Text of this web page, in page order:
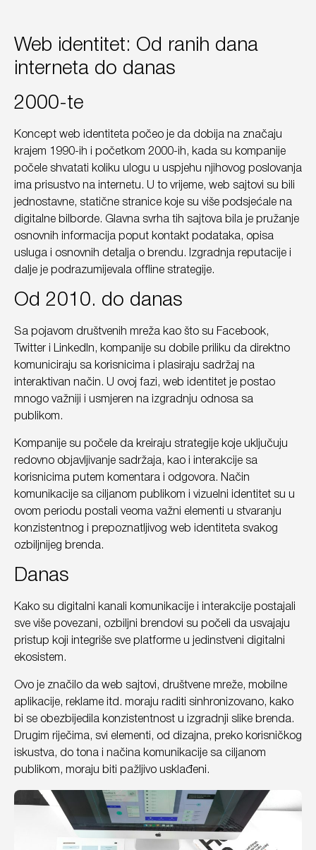
Web identitet: Od ranih dana
interneta do danas
2000-te
Koncept web identiteta počeo je da dobija na značaju
krajem 1990-ih i početkom 2000-ih, kada su kompanije
počele shvatati koliku ulogu u uspjehu njihovog poslovanja
ima prisustvo na internetu. U to vrijeme, web sajtovi su bili
jednostavne, statične stranice koje su više podsjećale na
digitalne bilborde. Glavna svrha tih sajtova bila je pružanje
osnovnih informacija poput kontakt podataka, opisa
usluga i osnovnih detalja o brendu. Izgradnja reputacije i
dalje je podrazumijevala offline strategije.
Od 2010. do danas
Sa pojavom društvenih mreža kao što su Facebook,
Twitter i LinkedIn, kompanije su dobile priliku da direktno
komuniciraju sa korisnicima i plasiraju sadržaj na
interaktivan način. U ovoj fazi, web identitet je postao
mnogo važniji i usmjeren na izgradnju odnosa sa
publikom.
Kompanije su počele da kreiraju strategije koje uključuju
redovno objavljivanje sadržaja, kao i interakcije sa
korisnicima putem komentara i odgovora. Način
komunikacije sa ciljanom publikom i vizuelni identitet su u
ovom periodu postali veoma važni elementi u stvaranju
konzistentnog i prepoznatljivog web identiteta svakog
ozbiljnijeg brenda.
Danas
Kako su digitalni kanali komunikacije i interakcije postajali
sve više povezani, ozbiljni brendovi su počeli da usvajaju
pristup koji integriše sve platforme u jedinstveni digitalni
ekosistem.
Ovo je značilo da web sajtovi, društvene mreže, mobilne
aplikacije, reklame itd. moraju raditi sinhronizovano, kako
bi se obezbijedila konzistentnost u izgradnji slike brenda.
Drugim riječima, svi elementi, od dizajna, preko korisničkog
iskustva, do tona i načina komunikacije sa ciljanom
publikom, moraju biti pažljivo usklađeni.